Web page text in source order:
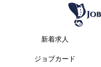
新着求人
ジョブカード